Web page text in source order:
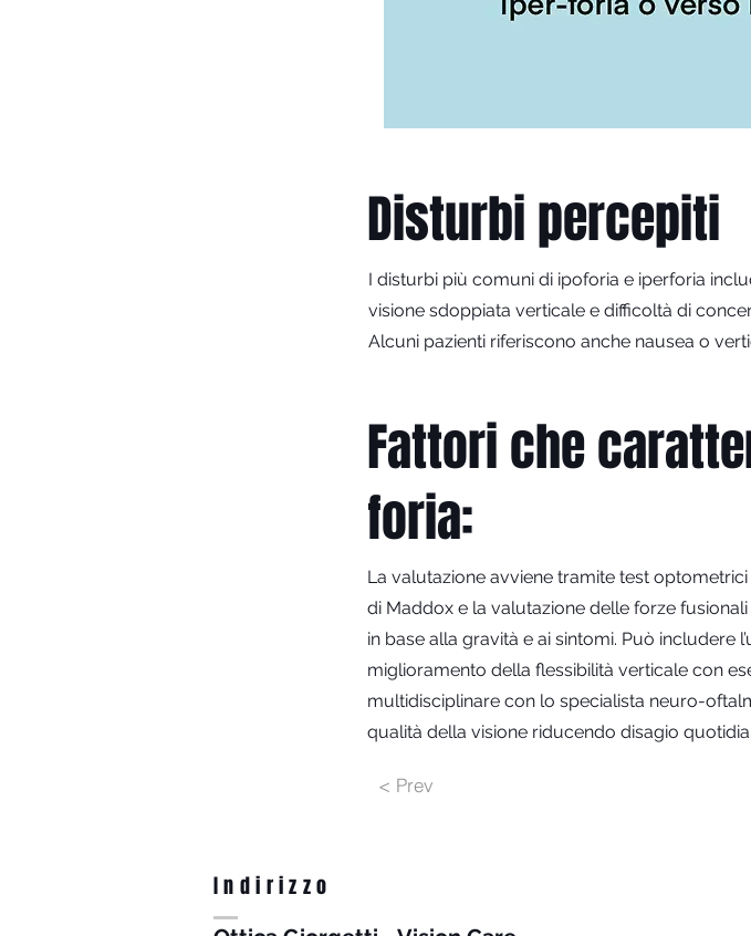
Disturbi percepiti
I disturbi più comuni di ipoforia e iperforia
visione sdoppiata verticale e difficoltà di
Alcuni pazienti riferiscono anche nausea o
Fattori che
foria:
La valutazione avviene tramite test
di Maddox e la valutazione delle forze
in base alla gravità e ai sintomi. Può includere
miglioramento della flessibilità verticale con
multidisciplinare con lo specialista neuro-
qualità della visione riducendo disagio
< Prev
Indirizzo